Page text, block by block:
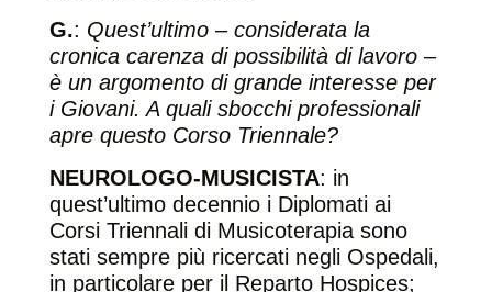
G.: Quest’ultimo – considerata la
cronica carenza di possibilità di lavoro –
è un argomento di grande interesse per
i Giovani. A quali sbocchi professionali
apre questo Corso Triennale?
NEUROLOGO-MUSICISTA: in
quest’ultimo decennio i Diplomati ai
Corsi Triennali di Musicoterapia sono
stati sempre più ricercati negli Ospedali,
in particolare per il Reparto Hospices;